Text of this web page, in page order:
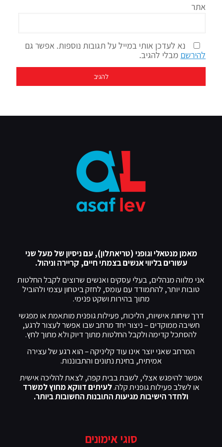
אתר
נא לעדכן אותי במייל על תגובות נוספות. אפשר גם
להירשם מבלי להגיב.
מאמן מנטאלי וגופני (טריאתלון), עם ניסיון של מעל שני
עשורים בליווי אנשים בצמתי חיים, קריירה וניהול.
אני מלווה מנהלים, בעלי עסקים ואנשים שרוצים לקבל החלטות
טובות יותר, להתמודד עם עומס, לחזק ביטחון עצמי ולהוביל
מתוך בהירות ושקט פנימי.
דרך שיחות אישיות, הליכות, פעילות גופנית מותאמת או מפגשי
חשיבה ממוקדים – ניצור יחד מרחב שבו אפשר לעצור לרגע,
להסתכל קדימה ולקבל החלטות מתוך דיוק ולא מתוך לחץ.
המרחב שאני יוצר אינו עוד קליניקה – הוא רגע של עצירה
אמיתית, בחינת נתונים והתבוננות.
אפשר להיפגש אצלי, לשבת בבית קפה, לצאת להליכה אישית
או לשלב פעילות גופנית קלה.לעיתים דווקא מחוץ למשרד
ולחדר הישיבות מגיעות התובנות החשובות ביותר.
סוגי אימונים